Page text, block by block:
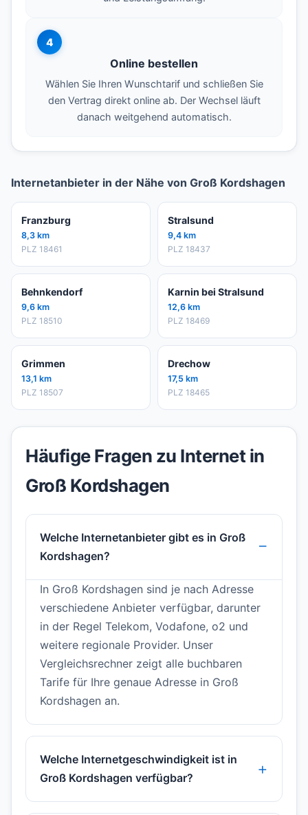
4
Online bestellen
Wählen Sie Ihren Wunschtarif und schließen Sie
den Vertrag direkt online ab. Der Wechsel läuft
danach weitgehend automatisch.
Internetanbieter in der Nähe von Groß Kordshagen
Franzburg
8,3 km
PLZ 18461
Stralsund
9,4 km
PLZ 18437
Behnkendorf
9,6 km
PLZ 18510
Karnin bei Stralsund
12,6 km
PLZ 18469
Grimmen
13,1 km
PLZ 18507
Drechow
17,5 km
PLZ 18465
Häufige Fragen zu Internet in
Groß Kordshagen
Welche Internetanbieter gibt es in Groß
Kordshagen?
In Groß Kordshagen sind je nach Adresse
verschiedene Anbieter verfügbar, darunter
in der Regel Telekom, Vodafone, o2 und
weitere regionale Provider. Unser
Vergleichsrechner zeigt alle buchbaren
Tarife für Ihre genaue Adresse in Groß
Kordshagen an.
Welche Internetgeschwindigkeit ist in
Groß Kordshagen verfügbar?